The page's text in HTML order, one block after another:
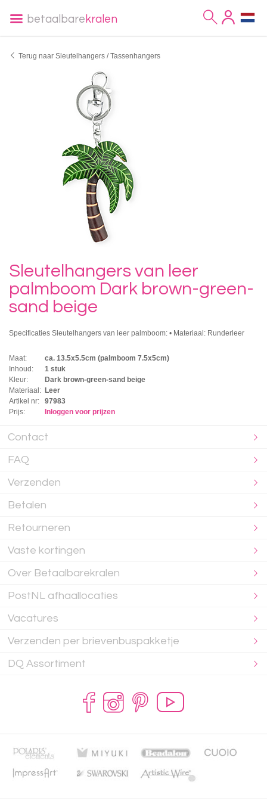
betaalbare kralen
Terug naar Sleutelhangers / Tassenhangers
Sleutelhangers van leer
palmboom Dark brown-green-
sand beige
Specificaties Sleutelhangers van leer palmboom: • Materiaal: Runderleer
Maat:
ca. 13.5x5.5cm (palmboom 7.5x5cm)
Inhoud:
1 stuk
Kleur:
Dark brown-green-sand beige
Materiaal: Leer
Artikel nr:
97983
Prijs:
Inloggen voor prijzen
Contact
FAQ
Verzenden
Betalen
Retourneren
Vaste kortingen
Over Betaalbarekralen
PostNL afhaallocaties
Vacatures
Verzenden per brievenbuspakketje
DQ Assortiment